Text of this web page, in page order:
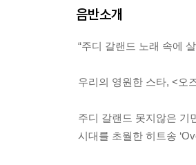
음반소개
“주디 갈랜드 노래 속에
우리의 영원한 스타, <오
주디 갈랜드 못지않은 기
시대를 초월한 히트송